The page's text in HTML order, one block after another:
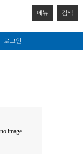
메뉴 검색
로그인
no image